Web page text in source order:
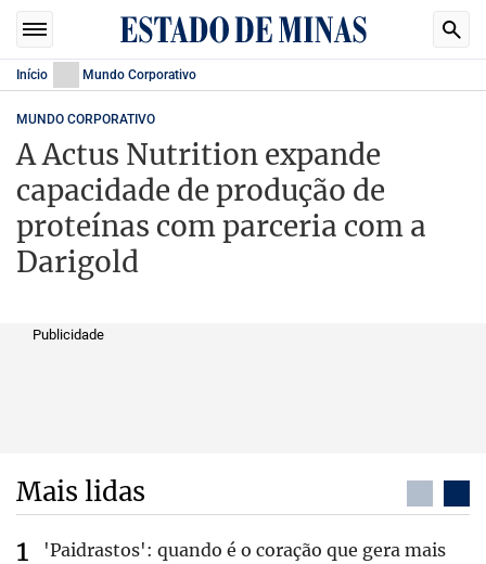
Início Mundo Corporativo
MUNDO CORPORATIVO
A Actus Nutrition expande
capacidade de produção de
proteínas com parceria com a
Darigold
Publicidade
Mais lidas
'Paidrastos': quando é o coração que gera mais